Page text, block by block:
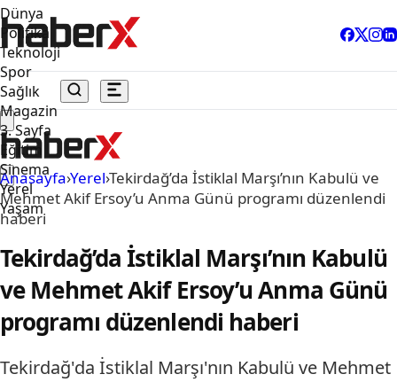
Dünya
Politika
Teknoloji
Spor
Sağlık
Magazin
3. Sayfa
Eğitim
Sinema
Yerel
Yaşam
Anasayfa›Yerel›Tekirdağ’da İstiklal Marşı’nın Kabulü ve
Mehmet Akif Ersoy’u Anma Günü programı düzenlendi
haberi
Tekirdağ’da İstiklal Marşı’nın Kabulü
ve Mehmet Akif Ersoy’u Anma Günü
programı düzenlendi haberi
Tekirdağ'da İstiklal Marşı'nın Kabulü ve Mehmet